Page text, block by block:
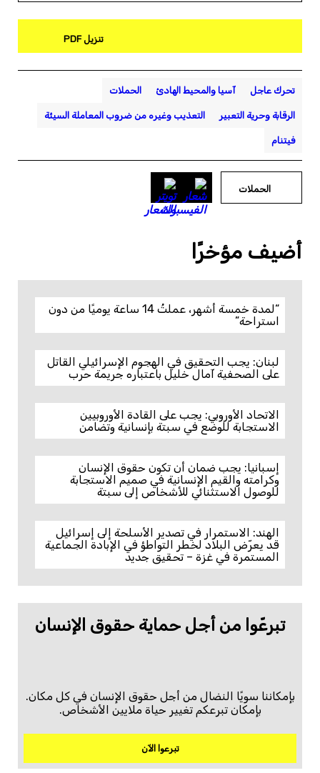
تنزيل PDF
تحرك عاجل آسيا والمحيط الهادئ الحملات
الرقابة وحرية التعبير التعذيب وغيره من ضروب المعاملة السيئة
فيتنام
الحملات
أضيف مؤخرًا
“لمدة خمسة أشهر، عملتُ 14 ساعة يوميًا من دون
استراحة”
لبنان: يجب التحقيق في الهجوم الإسرائيلي القاتل
على الصحفية آمال خليل باعتباره جريمة حرب
الاتحاد الأوروبي: يجب على القادة الأوروبيين
الاستجابة للوضع في سبتة بإنسانية وتضامن
إسبانيا: يجب ضمان أن تكون حقوق الإنسان
وكرامته والقيم الإنسانية في صميم الاستجابة
للوصول الاستثنائي للأشخاص إلى سبتة
الهند: الاستمرار في تصدير الأسلحة إلى إسرائيل
قد يعرّض البلاد لخطر التواطؤ في الإبادة الجماعية
المستمرة في غزة – تحقيق جديد
تبرعّوا من أجل حماية حقوق الإنسان
بإمكاننا سويًا النضال من أجل حقوق الإنسان في كل مكان.
بإمكان تبرعكم تغيير حياة ملايين الأشخاص.
تبرعوا الآن